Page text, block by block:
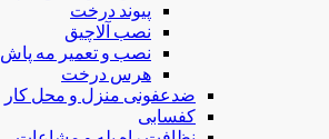
پیوند درخت
نصب آلاچیق
نصب و تعمیر مه پاش
هرس درخت
ضدعفونی منزل و محل کار
کفسابی